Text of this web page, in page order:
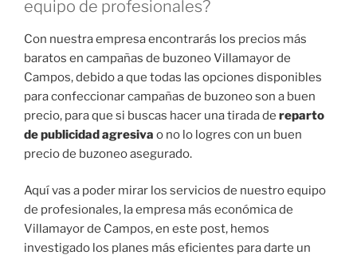
equipo de profesionales?
Con nuestra empresa encontrarás los precios más
baratos en campañas de buzoneo Villamayor de
Campos, debido a que todas las opciones disponibles
para confeccionar campañas de buzoneo son a buen
precio, para que si buscas hacer una tirada de reparto
de publicidad agresiva o no lo logres con un buen
precio de buzoneo asegurado.
Aquí vas a poder mirar los servicios de nuestro equipo
de profesionales, la empresa más económica de
Villamayor de Campos, en este post, hemos
investigado los planes más eficientes para darte un